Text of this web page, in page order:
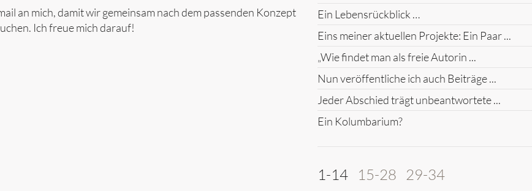
an mich, damit wir gemeinsam nach dem passenden Konzept
Ich freue mich darauf!
Ein Lebensrückblick …
Eins meiner aktuellen Projekte: Ein Paar ...
„Wie findet man als freie Autorin ...
Nun veröffentliche ich auch Beiträge ...
Jeder Abschied trägt unbeantwortete ...
Ein Kolumbarium?
1-14 15-28 29-34